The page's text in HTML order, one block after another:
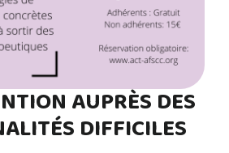
AUPRÈS DES
DIFFICILES